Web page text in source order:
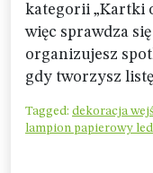
kategorii „Kartki
więc sprawdza
organizujesz
gdy tworzysz
Tagged: dekoracja
lampion papierowy led